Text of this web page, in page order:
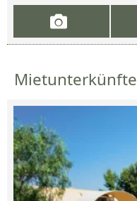
Mietunterkünfte